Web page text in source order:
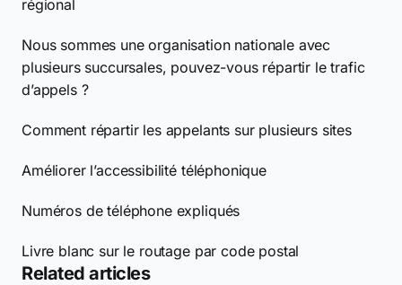
régional
Nous sommes une organisation nationale avec
plusieurs succursales, pouvez-vous répartir le trafic
d’appels ?
Comment répartir les appelants sur plusieurs sites
Améliorer l’accessibilité téléphonique
Numéros de téléphone expliqués
Livre blanc sur le routage par code postal
Related articles